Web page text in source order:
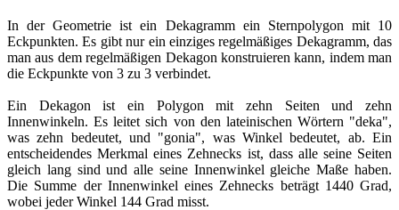
In der Geometrie ist ein Dekagramm ein Sternpolygon mit 10
Eckpunkten. Es gibt nur ein einziges regelmäßiges Dekagramm, das
man aus dem regelmäßigen Dekagon konstruieren kann, indem man
die Eckpunkte von 3 zu 3 verbindet.
Ein Dekagon ist ein Polygon mit zehn Seiten und zehn
Innenwinkeln. Es leitet sich von den lateinischen Wörtern "deka",
was zehn bedeutet, und "gonia", was Winkel bedeutet, ab. Ein
entscheidendes Merkmal eines Zehnecks ist, dass alle seine Seiten
gleich lang sind und alle seine Innenwinkel gleiche Maße haben.
Die Summe der Innenwinkel eines Zehnecks beträgt 1440 Grad,
wobei jeder Winkel 144 Grad misst.